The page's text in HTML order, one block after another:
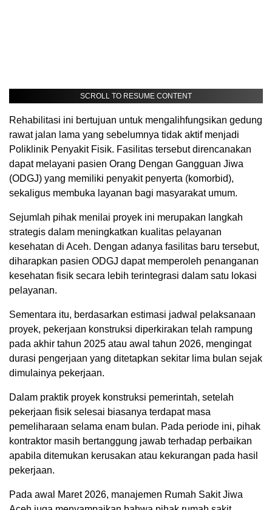
SCROLL TO RESUME CONTENT
Rehabilitasi ini bertujuan untuk mengalihfungsikan gedung
rawat jalan lama yang sebelumnya tidak aktif menjadi
Poliklinik Penyakit Fisik. Fasilitas tersebut direncanakan
dapat melayani pasien Orang Dengan Gangguan Jiwa
(ODGJ) yang memiliki penyakit penyerta (komorbid),
sekaligus membuka layanan bagi masyarakat umum.
Sejumlah pihak menilai proyek ini merupakan langkah
strategis dalam meningkatkan kualitas pelayanan
kesehatan di Aceh. Dengan adanya fasilitas baru tersebut,
diharapkan pasien ODGJ dapat memperoleh penanganan
kesehatan fisik secara lebih terintegrasi dalam satu lokasi
pelayanan.
Sementara itu, berdasarkan estimasi jadwal pelaksanaan
proyek, pekerjaan konstruksi diperkirakan telah rampung
pada akhir tahun 2025 atau awal tahun 2026, mengingat
durasi pengerjaan yang ditetapkan sekitar lima bulan sejak
dimulainya pekerjaan.
Dalam praktik proyek konstruksi pemerintah, setelah
pekerjaan fisik selesai biasanya terdapat masa
pemeliharaan selama enam bulan. Pada periode ini, pihak
kontraktor masih bertanggung jawab terhadap perbaikan
apabila ditemukan kerusakan atau kekurangan pada hasil
pekerjaan.
Pada awal Maret 2026, manajemen Rumah Sakit Jiwa